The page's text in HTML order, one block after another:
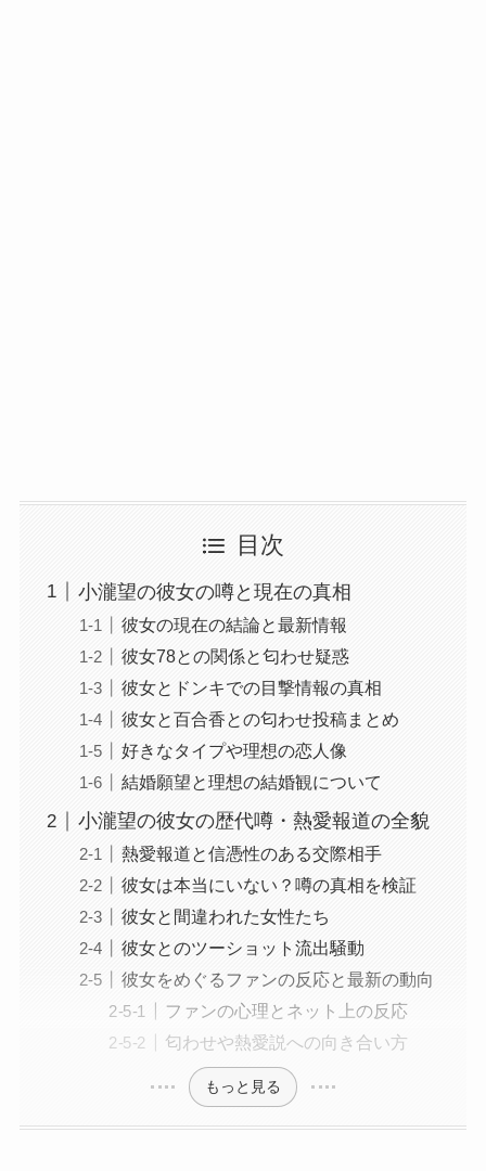
目次
小瀧望の彼女の噂と現在の真相
彼女の現在の結論と最新情報
彼女78との関係と匂わせ疑惑
彼女とドンキでの目撃情報の真相
彼女と百合香との匂わせ投稿まとめ
好きなタイプや理想の恋人像
結婚願望と理想の結婚観について
小瀧望の彼女の歴代噂・熱愛報道の全貌
熱愛報道と信憑性のある交際相手
彼女は本当にいない？噂の真相を検証
彼女と間違われた女性たち
彼女とのツーショット流出騒動
彼女をめぐるファンの反応と最新の動向
ファンの心理とネット上の反応
匂わせや熱愛説への向き合い方
もっと見る